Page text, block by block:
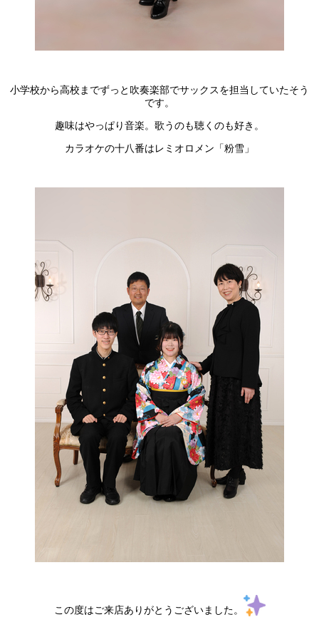
小学校から高校までずっと吹奏楽部でサックスを担当していたそう
です。
趣味はやっぱり音楽。歌うのも聴くのも好き。
カラオケの十八番はレミオロメン「粉雪」
この度はご来店ありがとうございました。